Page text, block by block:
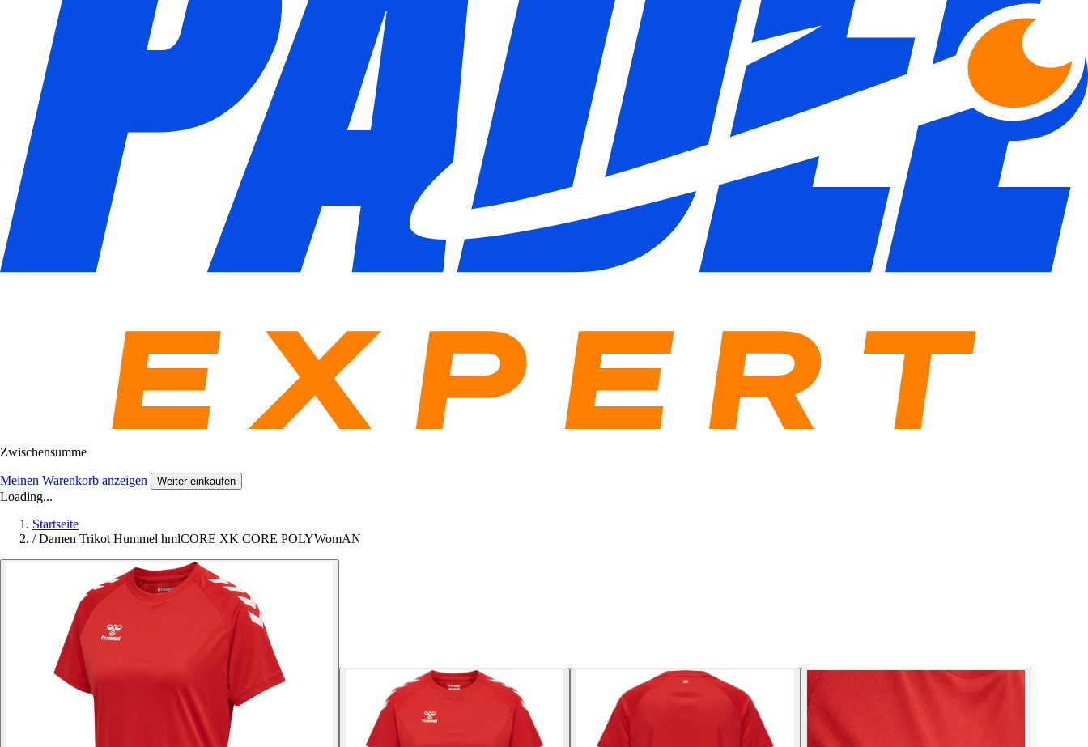
Zwischensumme
Meinen Warenkorb anzeigen Weiter einkaufen
Loading...
Startseite
/ Damen Trikot Hummel hmlCORE XK CORE POLYWomAN